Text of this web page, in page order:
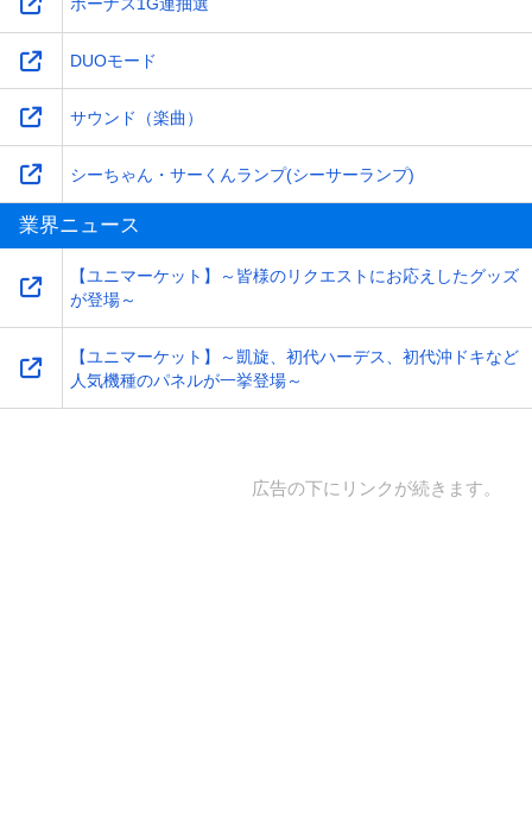
DUOモード
サウンド（楽曲）
シーちゃん・サーくんランプ(シーサーランプ)
業界ニュース
【ユニマーケット】～皆様のリクエストにお応えしたグッズ
が登場～
【ユニマーケット】～凱旋、初代ハーデス、初代沖ドキなど
人気機種のパネルが一挙登場～
広告の下にリンクが続きます。